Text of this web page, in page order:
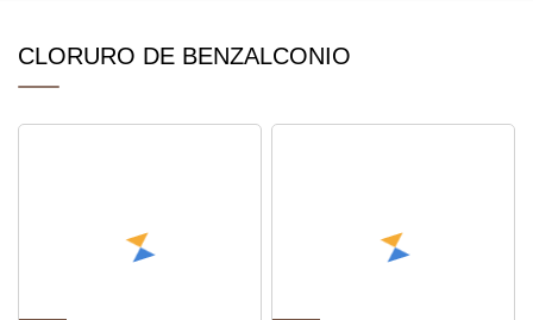
CLORURO DE BENZALCONIO